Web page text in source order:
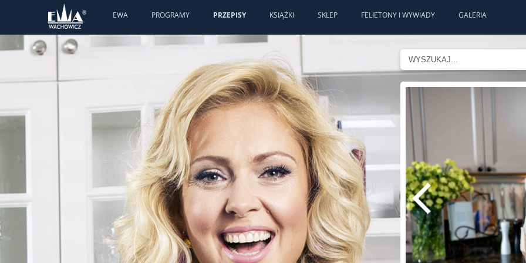
EWA PROGRAMY PRZEPISY KSIĄŻKI SKLEP FELIETONY I WYWIADY GALERIA